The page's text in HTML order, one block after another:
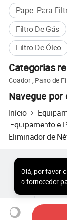
Papel Para
Filtro De Gás
Filtro De Óleo
Categorias
Coador Pano de
Navegue por
Início
Equipamento e
Eliminador de
Olá, por favor
o fornecedor
Produtos
Sobre
Acordo
Copyright © 2026